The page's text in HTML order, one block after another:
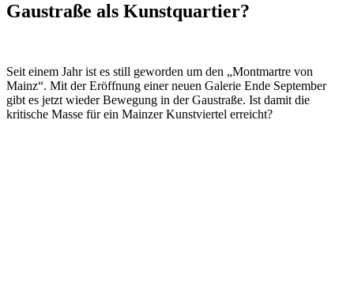
Gaustraße als Kunstquartier?
Seit einem Jahr ist es still geworden um den „Montmartre von
Mainz“. Mit der Eröffnung einer neuen Galerie Ende September
gibt es jetzt wieder Bewegung in der Gaustraße. Ist damit die
kritische Masse für ein Mainzer Kunstviertel erreicht?